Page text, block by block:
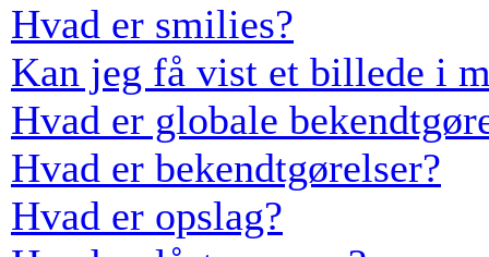
Hvad er smilies?
Kan jeg få vist et billede i
Hvad er globale
Hvad er bekendtgørelser?
Hvad er opslag?